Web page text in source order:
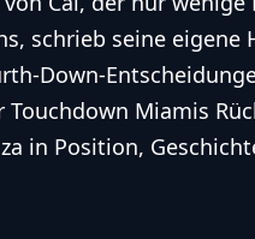
schrieb seine eigene
Down-
Touchdown Miamis
in Position,